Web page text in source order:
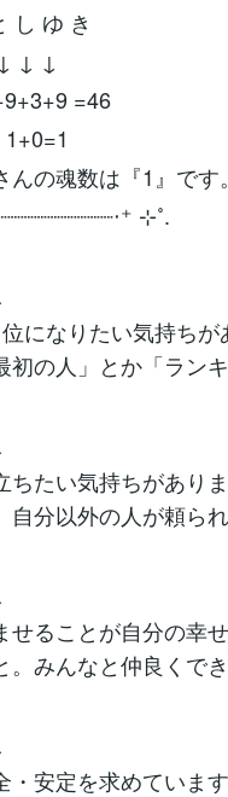
し ゆ き
↓ ↓
=46
の魂数は『1』です。
⊹˚.
になりたい気持ち
初の人」とか「ラン
ちたい気持ちがあり
自分以外の人が頼ら
せることが自分の幸
。みんなと仲良くで
・安定を求めていま